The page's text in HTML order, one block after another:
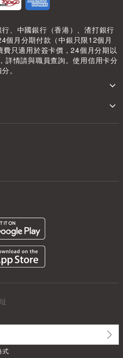
、中國銀行（香港）、渣打銀行
個月分期付款（中銀只限12個月
只適用於簽卡價，24個月分期以
詳情請與職員查詢。使用信用卡分
。
式